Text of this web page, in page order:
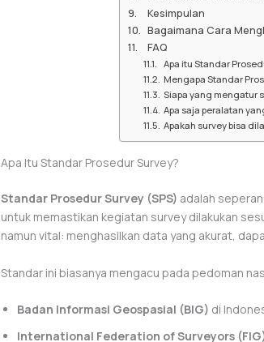
Kesimpulan
Bagaimana Cara
FAQ
Apa itu Standar
Mengapa Standar
Siapa yang mengatur
Apa saja peralatan
Apakah survey bisa
Apa Itu Standar Prosedur Survey?
Standar Prosedur Survey (SPS) adalah
untuk memastikan kegiatan survey dilakukan
namun vital: menghasilkan data yang akurat,
Standar ini biasanya mengacu pada pedoman
Badan Informasi Geospasial (BIG) di
International Federation of Surveyors